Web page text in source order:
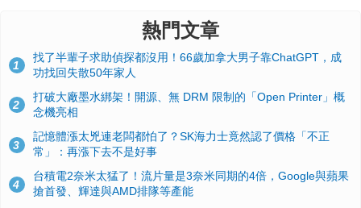
熱門文章
1
找了半輩子求助偵探都沒用！66歲加拿大男子靠ChatGPT，成
功找回失散50年家人
2
打破大廠墨水綁架！開源、無 DRM 限制的「Open Printer」概
念機亮相
3
記憶體漲太兇連老闆都怕了？SK海力士竟然認了價格「不正
常」：再漲下去不是好事
4
台積電2奈米太猛了！流片量是3奈米同期的4倍，Google與蘋果
搶首發、輝達與AMD排隊等產能